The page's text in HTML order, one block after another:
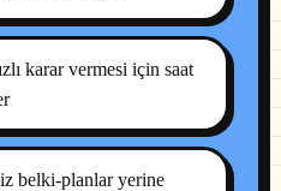
karar vermesi için saat
belki-planlar yerine